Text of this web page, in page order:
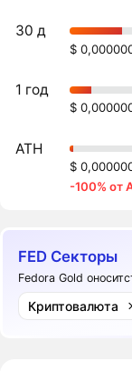
30 д
$
1 год
$
ATH
$
-100% от
FED Секторы
Fedora Gold
Криптовалюта